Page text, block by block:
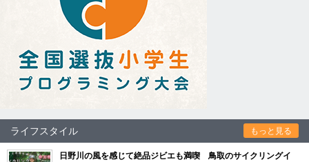
ライフスタイル もっと見る
日野川の風を感じて絶品ジビエも満喫 鳥取のサイクリングイ